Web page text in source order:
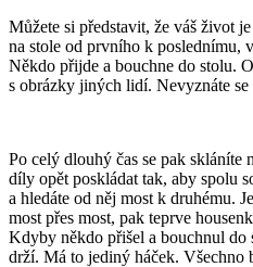
Můžete si představit, že váš život
na stole od prvního k poslednímu,
Někdo přijde a bouchne do stolu.
s obrázky jiných lidí. Nevyznáte se
Po celý dlouhý čas se pak skláníte
díly opět poskládat tak, aby spolu
a hledáte od něj most k druhému.
most přes most, pak teprve
Kdyby někdo přišel a bouchnul do
drží. Má to jediný háček. Všechno